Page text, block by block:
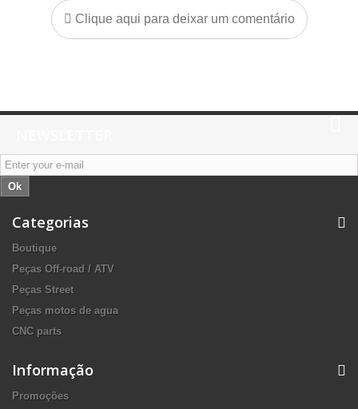
Clique aqui para deixar um comentário
Ok
Categorias
Boutique
Peças Off-road / ATV
Peças Street
Peças motos de agua
CNC parts
Informação
Promoções